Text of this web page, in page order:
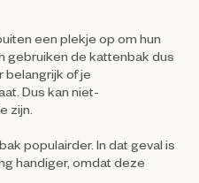
een plekje op om hun
gebruiken de kattenbak dus
belangrijk of je
Dus kan niet-
zijn.
populairder. In dat geval is
handiger, omdat deze